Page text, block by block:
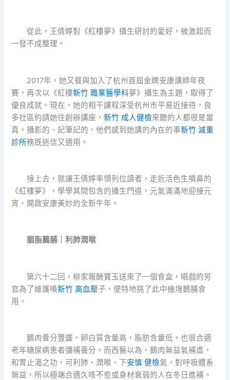
從此，王倩婷對《紅樓夢》攝生研討的愛好，被激起而
一發不成整理。
2017年，她又餐與加入了杭州首屆金牌安康講師年夜
賽，再次以《紅樓新竹 職業醫學科夢》攝生為主題，取得了
優良成就。現在，她的相干課程深受杭州市平易近接待，良
多社區約請她往創辦講座，新竹 成人健檢來聽的人都很是當
真，攝影的、記筆記的，他們感到她講的內在的事新竹 減重
診所務既迷信又適用。
接上去，就讓王倩婷率領列位讀者，走近活色生噴鼻的
《紅樓夢》，學學其間包含的攝生門道，元氣滿滿地迎接元
宵，開啟安康美妙的全新牛年。
胭脂鵝脯｜利肺潤喉
第六十二回，柳家報酬寶玉送來了一個食盒，唱戲的芳
官為了維護嗓新竹 高血壓子，便特地挑了此中幾塊鵝脯食
用。
鵝肉養分豐盛，卵白質含量高，脂肪含量低，也很合適
老年糖尿病患者彌補養分。而西醫以為，鵝肉無益氣補虛，
和胃止渴之功，可利肺、潤喉、下安慎 健檢氣，對呼吸體系
無益，所以極端合適久咳不愈或身材衰弱的人在冬日進補。